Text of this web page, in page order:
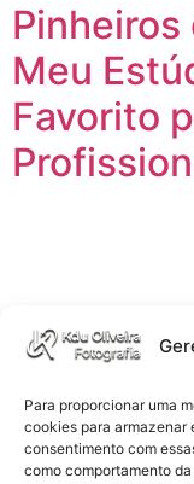
Para proporcionar uma
cookies para armazenar
consentimento com
como comportamento
Pinheiros
Meu
Favorito